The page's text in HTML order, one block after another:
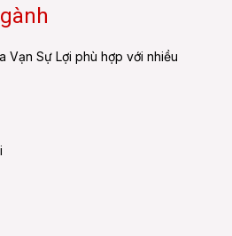
Vạn Sự Lợi phù hợp với nhiều